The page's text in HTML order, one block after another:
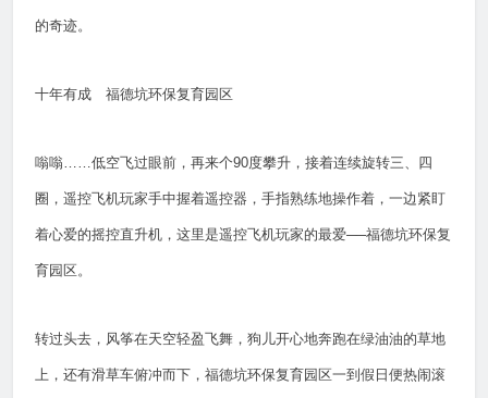
的奇迹。
十年有成 福德坑环保复育园区
嗡嗡……低空飞过眼前，再来个90度攀升，接着连续旋转三、四
圈，遥控飞机玩家手中握着遥控器，手指熟练地操作着，一边紧盯
着心爱的摇控直升机，这里是遥控飞机玩家的最爱──福德坑环保复
育园区。
转过头去，风筝在天空轻盈飞舞，狗儿开心地奔跑在绿油油的草地
上，还有滑草车俯冲而下，福德坑环保复育园区一到假日便热闹滚